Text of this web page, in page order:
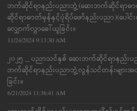
ဘက်ဆိုင်ရာနည်းပညာဘွဲ့(ဆေးဘက်ဆိုင်ရာဓာ
ဆိုင်ရာဓာတ်မှန်နှင့်ပုံရိပ်ဖော်နည်းပညာ)(ပေါ
လျှောက်လွှာခေါ်ယူခြင်း။
11/24/2024 9:13:30 AM
၂၀၂၅ _ ပညာသင်နှစ် ဆေးဘက်ဆိုင်ရာနည်း
ဘက်ဆိုင်ရာနည်းပညာဘွဲ့လွန်သင်တန်းများ
ခြင်း။
6/21/2024 11:36:41 AM